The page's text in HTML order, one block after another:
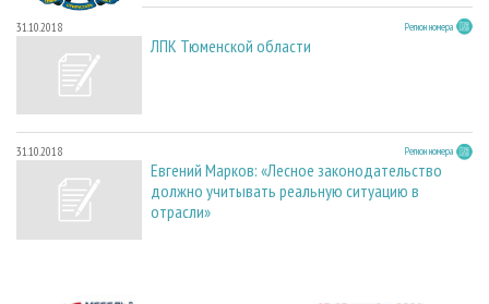
31.10.2018 Регион номера
ЛПК Тюменской области
31.10.2018 Регион номера
Евгений Марков: «Лесное законодательство
должно учитывать реальную ситуацию в
отрасли»